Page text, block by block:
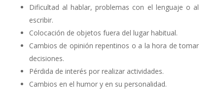
Dificultad al hablar, problemas con el lenguaje o al
escribir.
Colocación de objetos fuera del lugar habitual.
Cambios de opinión repentinos o a la hora de tomar
decisiones.
Pérdida de interés por realizar actividades.
Cambios en el humor y en su personalidad.